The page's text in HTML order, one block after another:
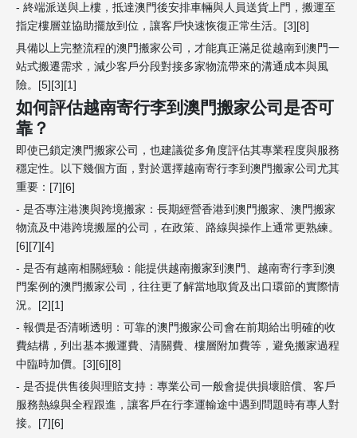
- 終端派送與上樓，抵達澳門後安排車輛與人員送貨上門，搬運至
指定樓層並協助擺放到位，讓客戶快速恢復正常生活。[3][8]
具備以上完整流程的澳門搬家公司，才能真正滿足從越南到澳門一
站式搬遷需求，減少客戶分段對接多家物流帶來的溝通成本與風
險。[5][3][1]
如何評估越南寄行李到澳門搬家公司是否可
靠？
即使已鎖定澳門搬家公司，也建議從多角度評估其專業程度與服務
穩定性。以下幾個方面，對於選擇越南寄行李到澳門搬家公司尤其
重要：[7][6]
- 是否專注港澳與跨境搬家：長期經營香港到澳門搬家、澳門搬家
物流及中港跨境搬屋的公司，在政策、路線與操作上通常更熟練。
[6][7][4]
- 是否有越南相關經驗：能提供越南搬家到澳門、越南寄行李到澳
門案例的澳門搬家公司，往往更了解當地取貨及出口環節的實際情
況。[2][1]
- 報價是否清晰透明：可靠的澳門搬家公司會在前期給出明確的收
費結構，列出基本搬運費、清關費、樓層附加費等，避免搬家過程
中臨時加價。[3][6][8]
- 是否提供售後與理賠支持：專業公司一般會提供損壞賠償、客戶
服務熱線與全程跟進，讓客戶在行李運輸途中遇到問題時有專人對
接。[7][6]